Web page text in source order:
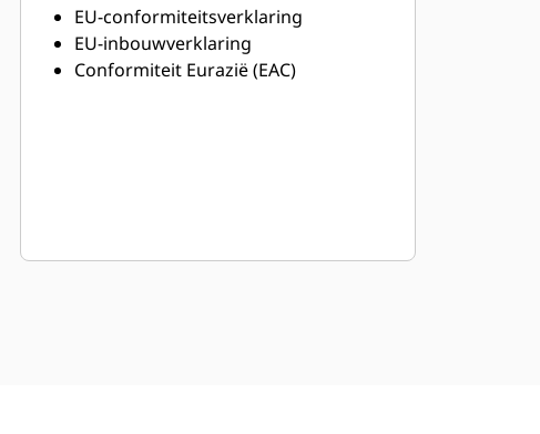
EU-conformiteitsverklaring
EU-inbouwverklaring
Conformiteit Eurazië (EAC)